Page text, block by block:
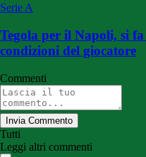
Serie A
Tegola per il Napoli, si
condizioni del giocatore
Commenti
Invia Commento
Tutti
Leggi altri commenti